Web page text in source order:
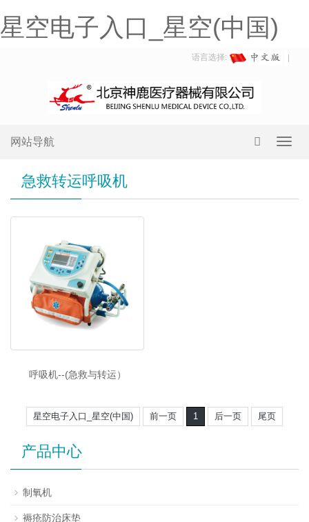
星空电子入口_星空(中国)
语言选择:
网站导航
急救转运呼吸机
呼吸机--(急救与转运）
星空电子入口_星空(中国) 前一页 1 后一页 尾页
产品中心
制氧机
褥疮防治床垫